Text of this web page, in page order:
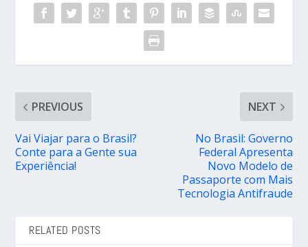
PREVIOUS
Vai Viajar para o Brasil?
Conte para a Gente sua
Experiência!
NEXT
No Brasil: Governo
Federal Apresenta
Novo Modelo de
Passaporte com Mais
Tecnologia Antifraude
RELATED POSTS